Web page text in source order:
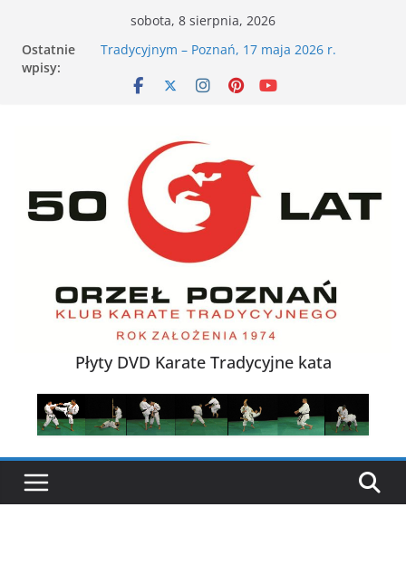
treści
sobota, 8 sierpnia, 2026
Ostatnie
wpisy:
VII Otwarte Mistrzostwa Wielkopolski w Karate
XXVI Ogólnopolski Puchar Dzieci w Karate
buduje pewność siebie
Karate dla energicznego dziecka – dlaczego to
działa
XXXVII Mistrzostwa Polski w Karate
Tradycyjnym
Płyty DVD Karate Tradycyjne kata